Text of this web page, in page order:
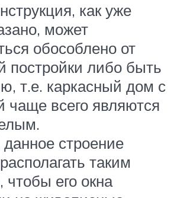
как уже
может
обособлено от
постройки либо быть
т.е. каркасный дом с
чаще всего являются
строение
таким
чтобы его окна